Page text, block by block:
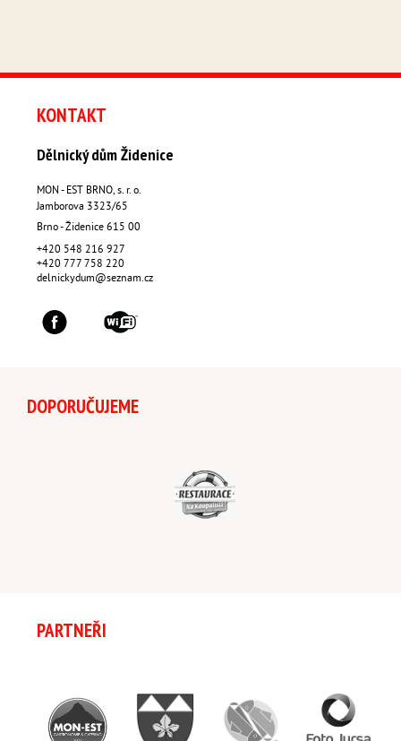
KONTAKT
Dělnický dům Židenice
MON - EST BRNO, s. r. o.
Jamborova 3323/65
Brno - Židenice 615 00
+420 548 216 927
+420 777 758 220
delnickydum@seznam.cz
DOPORUČUJEME
PARTNEŘI